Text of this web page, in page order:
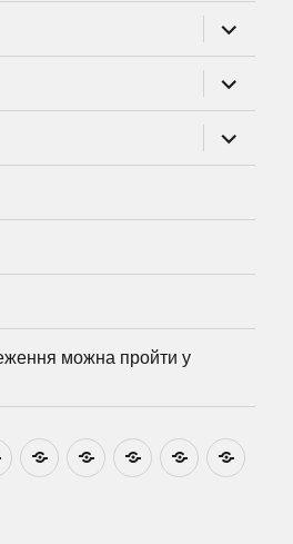
підменю
підменю
підменю
можна пройти у
Звіти Про
центр
План
графік
Розумовські
зустрічі
Реєстрація